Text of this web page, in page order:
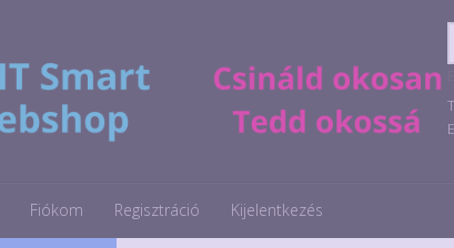
Fiókom Regisztráció Kijelentkezés